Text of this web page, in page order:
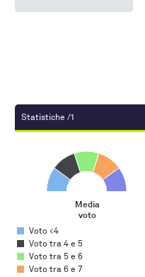
Statistiche /1
Media voto
Pie chart with 5 slices.
Media
voto
End of interactive chart.
Voto <4
Voto tra 4 e 5
Voto tra 5 e 6
Voto tra 6 e 7